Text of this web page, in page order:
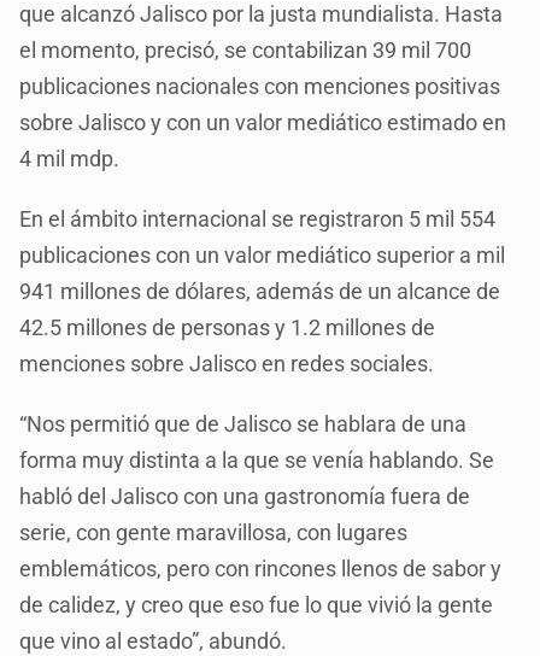
que alcanzó Jalisco por la justa mundialista. Hasta
el momento, precisó, se contabilizan 39 mil 700
publicaciones nacionales con menciones positivas
sobre Jalisco y con un valor mediático estimado en
4 mil mdp.
En el ámbito internacional se registraron 5 mil 554
publicaciones con un valor mediático superior a mil
941 millones de dólares, además de un alcance de
42.5 millones de personas y 1.2 millones de
menciones sobre Jalisco en redes sociales.
“Nos permitió que de Jalisco se hablara de una
forma muy distinta a la que se venía hablando. Se
habló del Jalisco con una gastronomía fuera de
serie, con gente maravillosa, con lugares
emblemáticos, pero con rincones llenos de sabor y
de calidez, y creo que eso fue lo que vivió la gente
que vino al estado”, abundó.